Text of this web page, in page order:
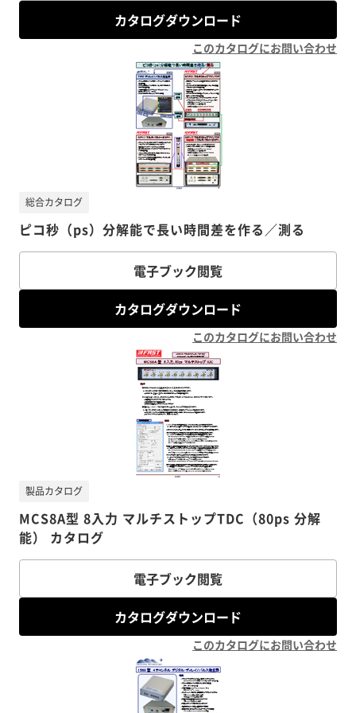
カタログダウンロード
このカタログにお問い合わせ
ピコ秒（ps）分解能で長い時間差を作る／測る
総合カタログ
電子ブック閲覧
カタログダウンロード
このカタログにお問い合わせ
MCS8A型 8入力 マルチストップTDC（80ps 分解
能） カタログ
製品カタログ
電子ブック閲覧
カタログダウンロード
このカタログにお問い合わせ